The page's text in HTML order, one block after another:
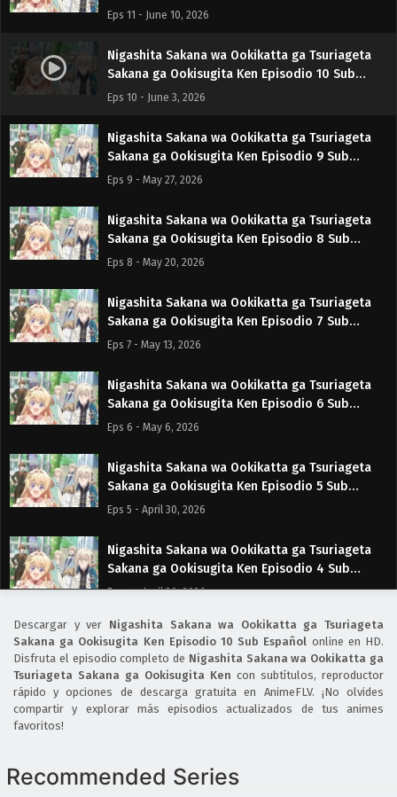
Español
Eps 11 - June 10, 2026
Nigashita Sakana wa Ookikatta ga Tsuriageta
Sakana ga Ookisugita Ken Episodio 10 Sub
Español
Eps 10 - June 3, 2026
Nigashita Sakana wa Ookikatta ga Tsuriageta
Sakana ga Ookisugita Ken Episodio 9 Sub
Español
Eps 9 - May 27, 2026
Nigashita Sakana wa Ookikatta ga Tsuriageta
Sakana ga Ookisugita Ken Episodio 8 Sub
Español
Eps 8 - May 20, 2026
Nigashita Sakana wa Ookikatta ga Tsuriageta
Sakana ga Ookisugita Ken Episodio 7 Sub
Español
Eps 7 - May 13, 2026
Nigashita Sakana wa Ookikatta ga Tsuriageta
Sakana ga Ookisugita Ken Episodio 6 Sub
Español
Eps 6 - May 6, 2026
Nigashita Sakana wa Ookikatta ga Tsuriageta
Sakana ga Ookisugita Ken Episodio 5 Sub
Español
Eps 5 - April 30, 2026
Nigashita Sakana wa Ookikatta ga Tsuriageta
Sakana ga Ookisugita Ken Episodio 4 Sub
Español
Eps 4 - April 30, 2026
Nigashita Sakana wa Ookikatta ga Tsuriageta
Sakana ga Ookisugita Ken Episodio 3 Sub
Español
Eps 3 - April 30, 2026
Nigashita Sakana wa Ookikatta ga Tsuriageta
Descargar y ver Nigashita Sakana wa Ookikatta ga Tsuriageta
Sakana ga Ookisugita Ken Episodio 10 Sub Español online en HD.
Disfruta el episodio completo de Nigashita Sakana wa Ookikatta ga
Tsuriageta Sakana ga Ookisugita Ken con subtítulos, reproductor
rápido y opciones de descarga gratuita en AnimeFLV. ¡No olvides
compartir y explorar más episodios actualizados de tus animes
favoritos!
Recommended Series